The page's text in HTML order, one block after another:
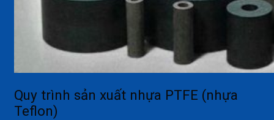
Quy trình sản xuất nhựa PTFE (nhựa
Teflon)